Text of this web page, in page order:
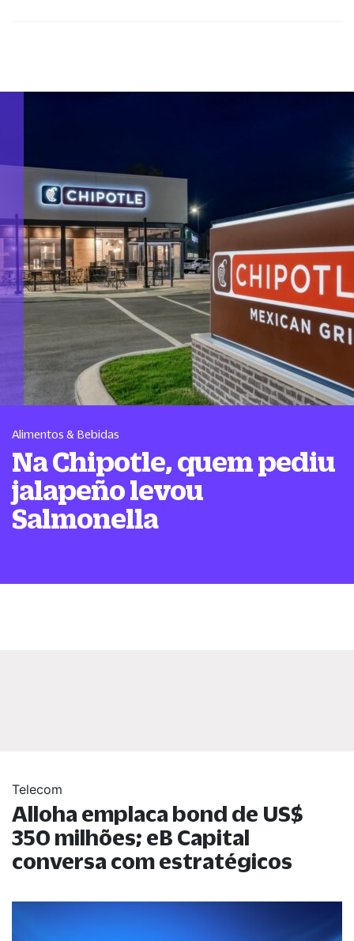
Alimentos & Bebidas
Na Chipotle, quem pediu
jalapeño levou
Salmonella
Telecom
Alloha emplaca bond de US$
350 milhões; eB Capital
conversa com estratégicos